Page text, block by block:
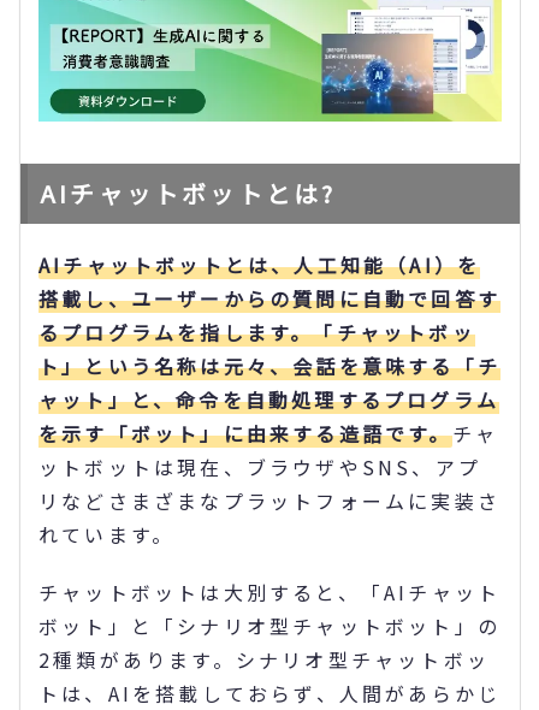
AIチャットボットとは?
AIチャットボットとは、人工知能（AI）を
搭載し、ユーザーからの質問に自動で回答す
るプログラムを指します。「チャットボッ
ト」という名称は元々、会話を意味する「チ
ャット」と、命令を自動処理するプログラム
を示す「ボット」に由来する造語です。チャ
ットボットは現在、ブラウザやSNS、アプ
リなどさまざまなプラットフォームに実装さ
れています。
チャットボットは大別すると、「AIチャット
ボット」と「シナリオ型チャットボット」の
2種類があります。シナリオ型チャットボッ
トは、AIを搭載しておらず、人間があらかじ